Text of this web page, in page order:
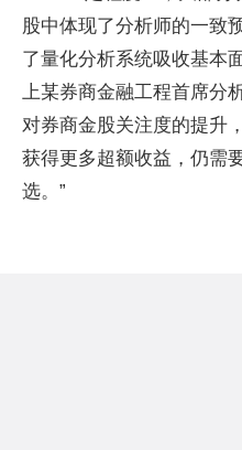
股中体现了分析师的一致
了量化分析系统吸收基本
上某券商金融工程首席分
对券商金股关注度的提升
获得更多超额收益，仍需
选。”